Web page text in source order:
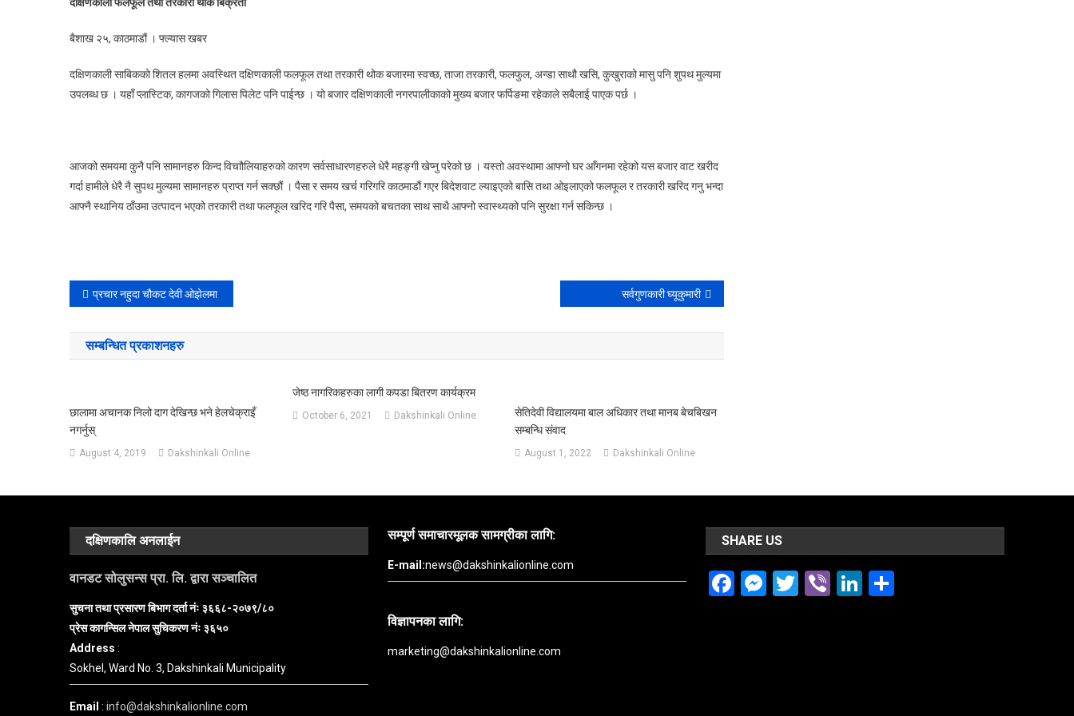
बैशाख २५, काठमाडौं । फ्ल्यास खबर
दक्षिणकाली साबिकको शितल हलमा अवस्थित दक्षिणकाली फलफूल तथा तरकारी थोक बजारमा स्वच्छ, ताजा तरकारी, फलफुल, अन्डा साथौ खसि, कुखुराको मासु पनि शुपथ मुल्यमा
उपलब्ध छ । यहाँ प्लास्टिक, कागजको गिलास पिलेट पनि पाईन्छ । यो बजार दक्षिणकाली नगरपालीकाको मुख्य बजार फर्पिङमा रहेकाले सबैलाई पाएक पर्छ ।
आजको समयमा कुनै पनि सामानहरु किन्द विचाौलियाहरुको कारण सर्वसाधारणहरुले धेरै महङ्गी खेप्नु परेको छ । यस्तो अवस्थामा आफ्नो घर आँगनमा रहेको यस बजार वाट खरीद
गर्दा हामीले धेरै नै सुपथ मुल्यमा सामानहरु प्राप्त गर्न सक्छौं । पैसा र समय खर्च गरिगरि काठमाडौं गएर बिदेशवाट ल्याइएको बासि तथा ओइलाएको फलफूल र तरकारी खरिद गनु भन्दा
आफ्नै स्थानिय ठाँउमा उत्पादन भएको तरकारी तथा फलफूल खरिद गरि पैसा, समयको बचतका साथ साथै आफ्नो स्वास्थ्यको पनि सुरक्षा गर्न सकिन्छ ।
Post
navigation
प्रचार नहुदा चौकट देवी ओझेलमा सर्वगुणकारी घ्यूकुमारी
सम्बन्धित प्रकाशनहरु
छालामा अचानक निलो दाग देखिन्छ भने हेलचेक्राइँ
नगर्नुस्
August 4, 2019 Dakshinkali Online
जेष्ठ नागरिकहरुका लागी कपडा बितरण कार्यक्रम
October 6, 2021 Dakshinkali Online
सेतिदेवी विद्यालयमा बाल अधिकार तथा मानब बेचबिखन
सम्बन्धि संवाद
August 1, 2022 Dakshinkali Online
दक्षिणकालि अनलाईन
वानडट सोलुसन्स प्रा. लि. द्वारा सञ्चालित
सुचना तथा प्रसारण बिभाग दर्ता नंः ३६६८-२०७९/८०
प्रेस कागन्सिल नेपाल सुचिकरण नंः ३६५०
Address :
Sokhel, Ward No. 3, Dakshinkali Municipality
Email :info@dakshinkalionline.com
सम्पूर्ण समाचारमूलक सामग्रीका लागि:
E-mail:news@dakshinkalionline.com
विज्ञापनका लागि:
marketing@dakshinkalionline.com
SHARE US
Facebook
Messenger
Twitter
ViberLinkedIn
Share